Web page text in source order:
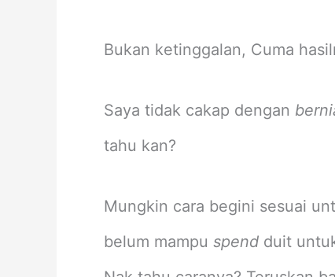
Bukan ketinggalan, Cuma
Saya tidak cakap dengan
tahu kan?
Mungkin cara begini sesuai
belum mampu spend duit